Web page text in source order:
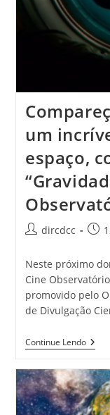
um
espaço,
dircdcc
Neste próximo
Cine
promovido pelo
de Divulgação
Continue Lendo